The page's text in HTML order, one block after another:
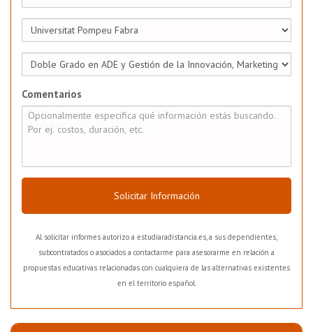
Comentarios
Solicitar Información
Al solicitar informes autorizo a estudiaradistancia.es, a sus dependientes,
subcontratados o asociados a contactarme para asesorarme en relación a
propuestas educativas relacionadas con cualquiera de las alternativas existentes
en el territorio español.